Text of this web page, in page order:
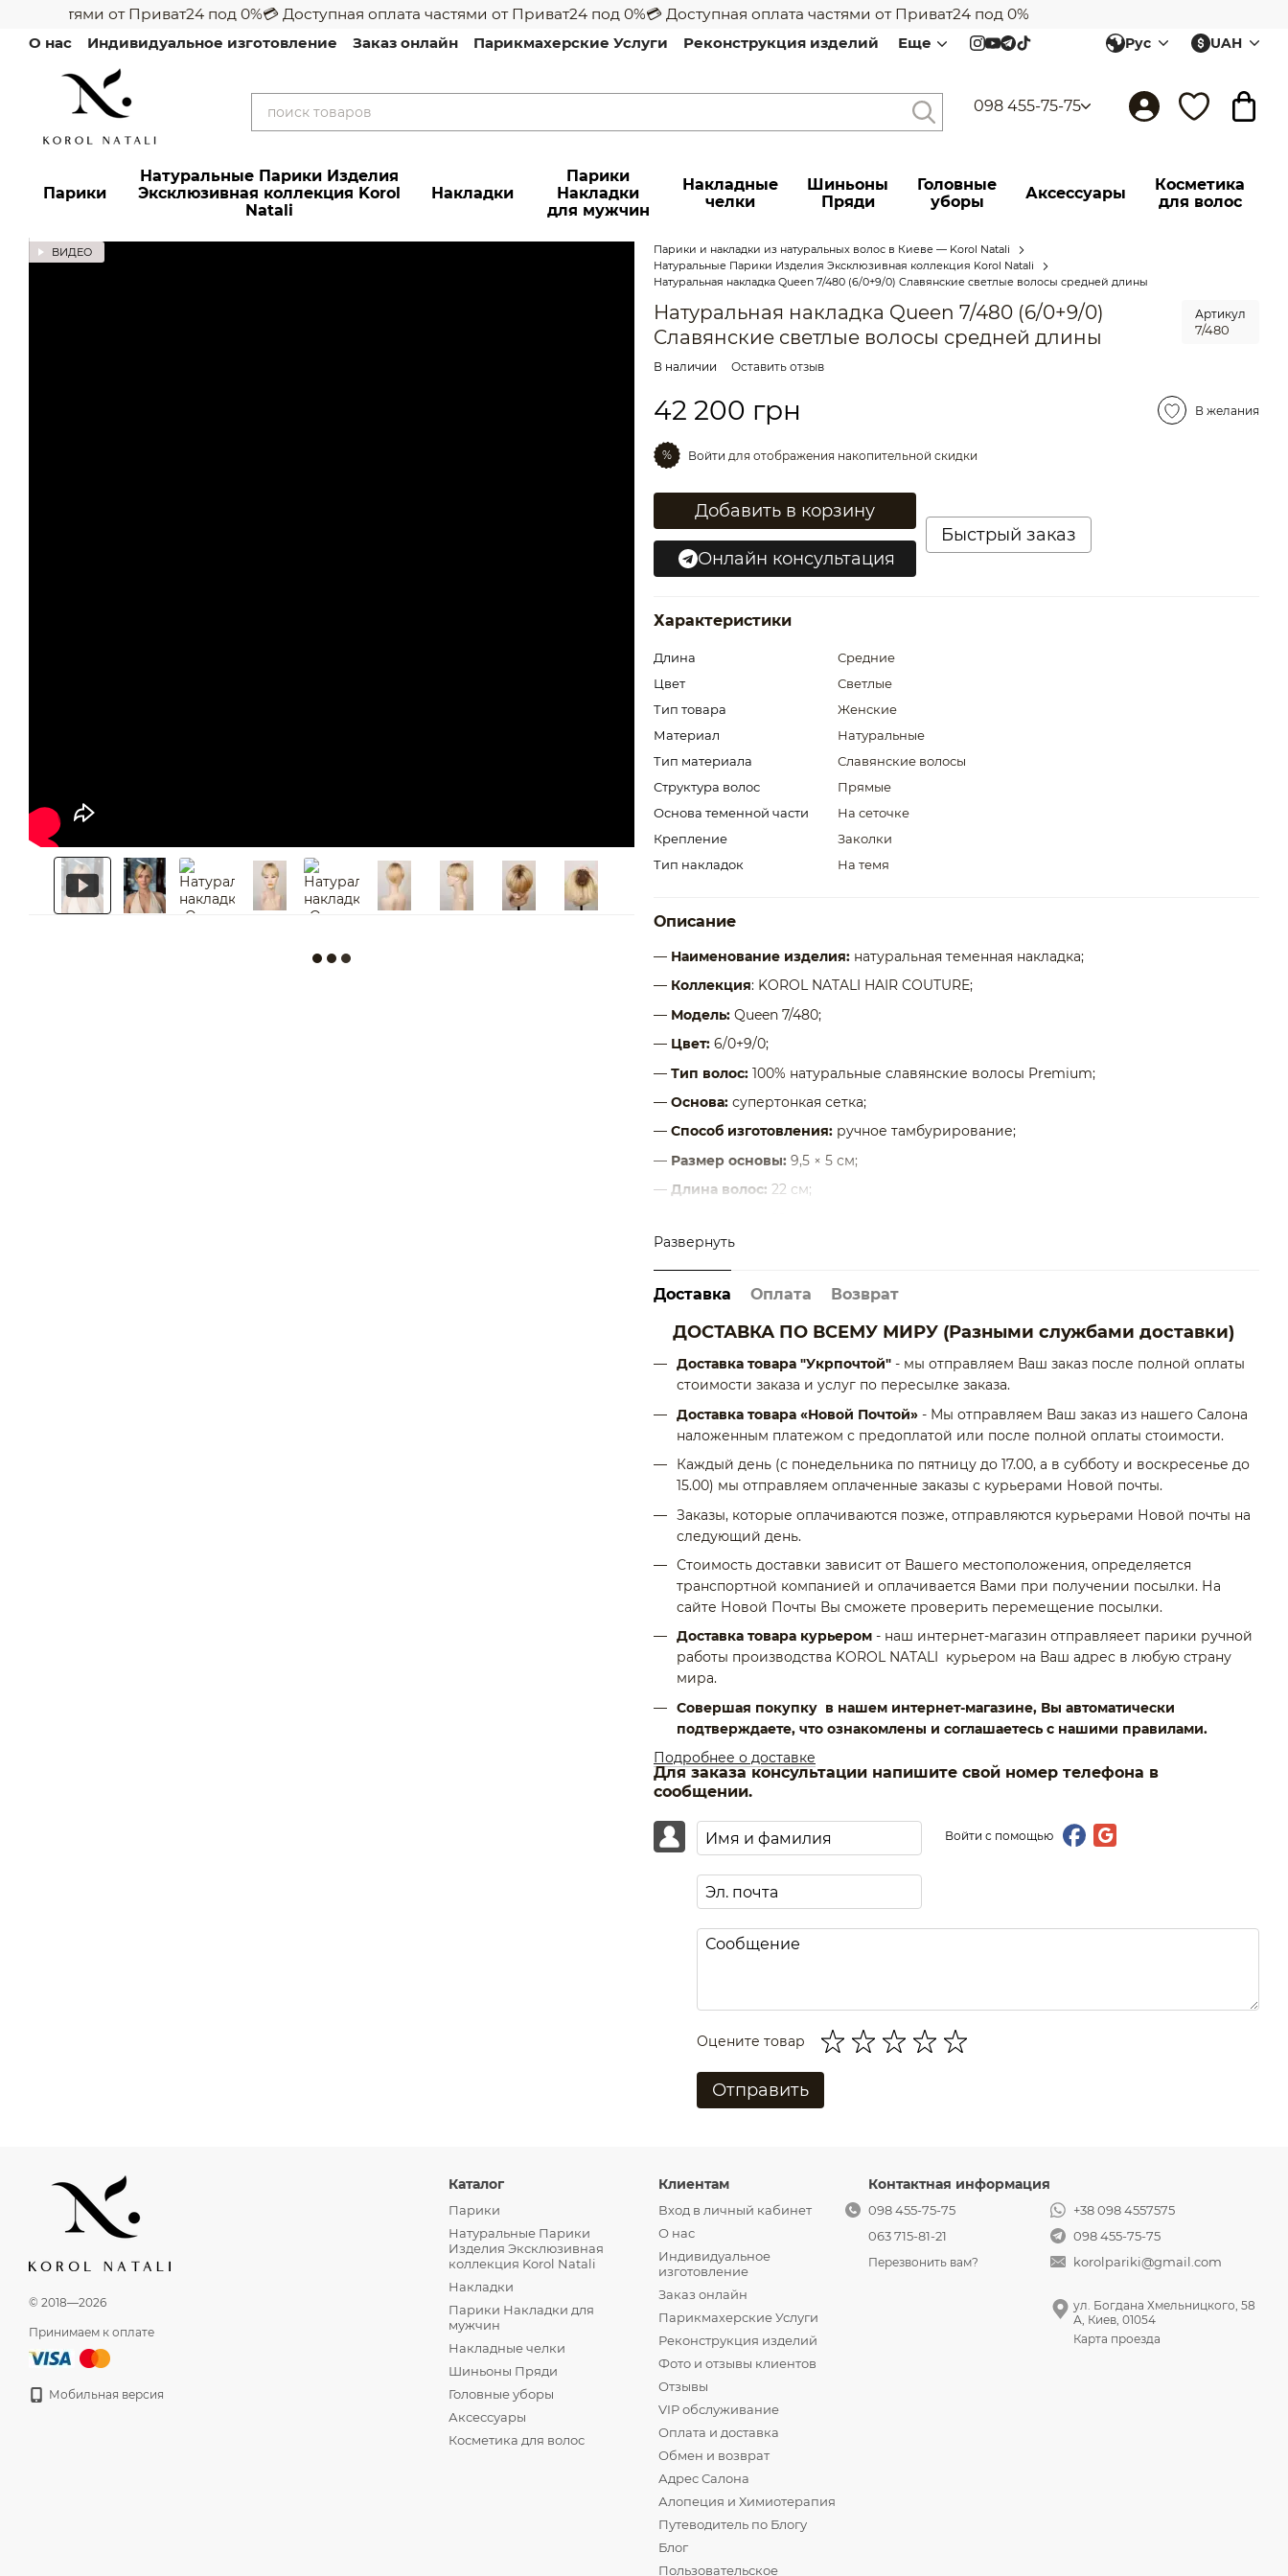
Перейти к основному контенту
частями от Приват24 под 0%💳 Доступная оплата частями от Приват24 под 0%💳 Доступная оплата частями от Приват24 под 0%
О нас
Индивидуальное изготовление Заказ онлайн Парикмахерские Услуги Реконструкция изделий Еще Рус UAH
098 455-75-75
Парики
Натуральные Парики Изделия
Эксклюзивная коллекция Korol
Natali
Накладки
Парики
Накладки
для мужчин
Накладные
челки
Шиньоны
Пряди
Головные
уборы
Аксессуары
Косметика
для волос
ВИДЕО
Парики и накладки из натуральных волос в Киеве — Korol Natali
Натуральные Парики Изделия Эксклюзивная коллекция Korol Natali
Натуральная накладка Queen 7/480 (6/0+9/0) Cлавянские cветлые волосы средней длины
Натуральная накладка Queen 7/480 (6/0+9/0)
Cлавянские cветлые волосы средней длины
Артикул
7/480
В наличии Оставить отзыв
42 200 грн В желания
% Войти для отображения накопительной скидки
Добавить в корзину
Онлайн консультация
Быстрый заказ
Характеристики
Длина
Средние
Цвет
Светлые
Тип товара
Женские
Материал
Натуральные
Тип материала
Славянские волосы
Структура волос
Прямые
Основа теменной части
На сеточке
Крепление
Заколки
Тип накладок
На темя
Описание
— Наименование изделия: натуральная теменная накладка;
— Коллекция: KOROL NATALI HAIR COUTURE;
— Модель: Queen 7/480;
— Цвет: 6/0+9/0;
— Тип волос: 100% натуральные славянские волосы Premium;
— Основа: супертонкая сетка;
— Способ изготовления: ручное тамбурирование;
— Размер основы: 9,5 × 5 см;
— Длина волос: 22 см;
—Крепление
—Возможность укладки:
— Цвет и прическа на изделии иногда могут отличаться от того, что представлено
на фото или на видео в каталогах (при покупке консультируйтесь с менеджером);
— Купить накладку из натуральных волос и другие изделия вы можете в магазине
Korol Natali.
Изделие от кутюр
Топпер (теменная накладка) Korol Natali Hair Couture — это современное изделие
из натуральных славянских волос премиум класса, созданное для деликатной
коррекции отдельных зон, естественного увеличения густоты, объема и формы
прически.
Топперы изготавливаются в разных размерах в соответствии с индивидуальной
зоной покрытия и могут быть выполнены на тканевой основе с имитацией кожи
головы или на сверхтонкой сетке.
Они гармонично сливаются с собственными волосами, обеспечивают комфортное
ношение и максимально естественный вид.
Каждый
Hair Couture Topperсоздается вручную методом тамбурирования — это
кропотливая ювелирная работа мастеров с многолетним опытом.
Мы используем исключительно отборные натуральные славянские волосы,
благодаря чему изделие выглядит незаметно, дарит комфорт в ношении и при
условии правильного ухода служит много лет.
Развернуть
Доставка Оплата Возврат
ДОСТАВКА ПО ВСЕМУ МИРУ (Разными службами доставки)
Доставка товара "Укрпочтой" - мы отправляем Ваш заказ после полной оплаты
стоимости заказа и услуг по пересылке заказа.
Доставка товара «Новой Почтой» - Мы отправляем Ваш заказ из нашего Салона
наложенным платежом с предоплатой или после полной оплаты стоимости.
Каждый день (с понедельника по пятницу до 17.00, а в субботу и воскресенье до
15.00) мы отправляем оплаченные заказы с курьерами Новой почты.
Заказы, которые оплачиваются позже, отправляются курьерами Новой почты на
следующий день.
Стоимость доставки зависит от Вашего местоположения, определяется
транспортной компанией и оплачивается Вами при получении посылки. На
сайте Новой Почты Вы сможете проверить перемещение посылки.
Доставка товара курьером - наш интернет-магазин отправляеет парики ручной
работы производства KOROL NATALI курьером на Ваш адрес в любую страну
мира.
Совершая покупку в нашем интернет-магазине, Вы автоматически
подтверждаете, что ознакомлены и соглашаетесь с нашими правилами.
Подробнее о доставке
Для заказа консультации напишите свой номер телефона в
сообщении.
Войти с помощью
Оцените товар
Отправить
© 2018—2026
Принимаем к оплате
Мобильная версия
Каталог
Парики
Натуральные Парики
Изделия Эксклюзивная
коллекция Korol Natali
Накладки
Парики Накладки для
мужчин
Накладные челки
Шиньоны Пряди
Головные уборы
Аксессуары
Косметика для волос
Клиентам
Вход в личный кабинет
О нас
Индивидуальное
изготовление
Заказ онлайн
Парикмахерские Услуги
Реконструкция изделий
Фото и отзывы клиентов
Отзывы
VIP обслуживание
Оплата и доставка
Обмен и возврат
Адрес Салона
Алопеция и Химиотерапия
Путеводитель по Блогу
Блог
Пользовательское
Контактная информация
098 455-75-75
063 715-81-21
Перезвонить вам?
+38 098 4557575
098 455-75-75
korolpariki@gmail.com
ул. Богдана Хмельницкого, 58
А, Киев, 01054
Карта проезда